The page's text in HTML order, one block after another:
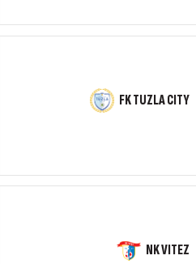
FK TUZLA CITY
NK VITEZ